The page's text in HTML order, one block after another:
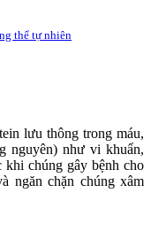
thể tự nhiên
lưu thông trong máu,
nguyên) như vi khuẩn,
chúng gây bệnh cho
ngăn chặn chúng xâm